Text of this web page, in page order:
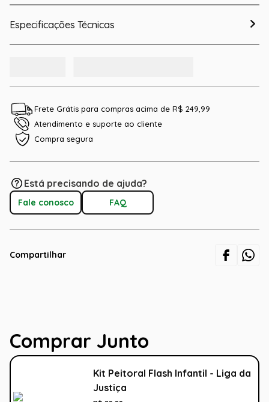
Especificações Técnicas
Frete Grátis para compras acima de R$ 249,99
Atendimento e suporte ao cliente
Compra segura
Está precisando de ajuda?
Fale conosco FAQ
Compartilhar
Comprar Junto
Kit Peitoral Flash Infantil - Liga da
Justiça